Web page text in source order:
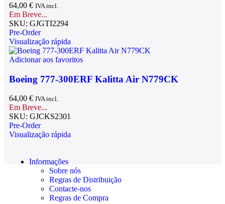
64,00 € IVA incl.
Em Breve...
SKU: GJGTI2294
Pre-Order
Visualização rápida
Adicionar aos favoritos
Boeing 777-300ERF Kalitta Air N779CK
64,00 € IVA incl.
Em Breve...
SKU: GJCKS2301
Pre-Order
Visualização rápida
Informações
Sobre nós
Regras de Distribuição
Contacte-nos
Regras de Compra